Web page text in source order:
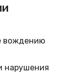
вождению
нарушения